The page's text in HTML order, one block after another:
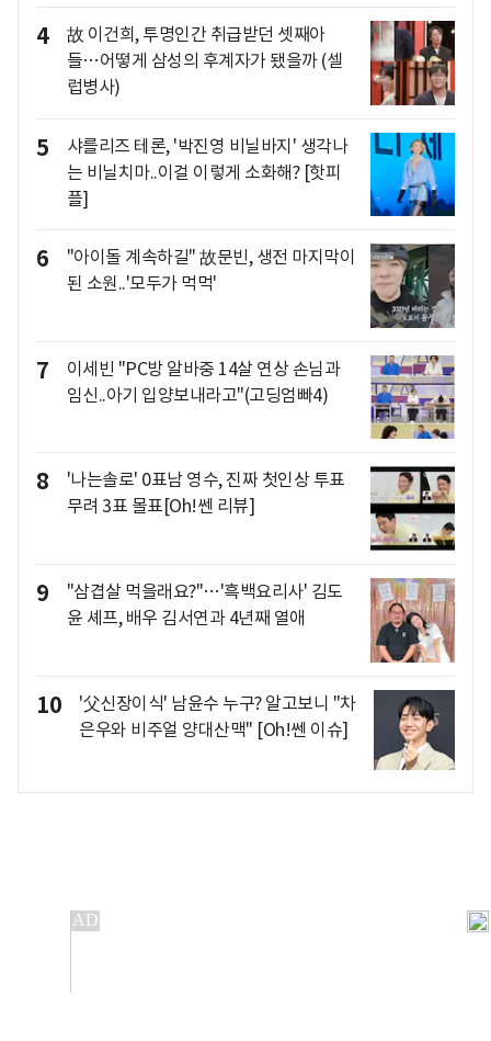
4
故 이건희, 투명인간 취급받던 셋째아
들…어떻게 삼성의 후계자가 됐을까 (셀
럽병사)
5
샤를리즈 테론, '박진영 비닐바지' 생각나
는 비닐치마..이걸 이렇게 소화해? [핫피
플]
6
"아이돌 계속하길" 故문빈, 생전 마지막이
된 소원..'모두가 먹먹'
7
이세빈 "PC방 알바중 14살 연상 손님과
임신..아기 입양보내라고"(고딩엄빠4)
8
'나는솔로' 0표남 영수, 진짜 첫인상 투표
무려 3표 몰표[Oh!쎈 리뷰]
9
"삼겹살 먹을래요?"…'흑백요리사' 김도
윤 셰프, 배우 김서연과 4년째 열애
10
'父신장이식' 남윤수 누구? 알고보니 "차
은우와 비주얼 양대산맥" [Oh!쎈 이슈]